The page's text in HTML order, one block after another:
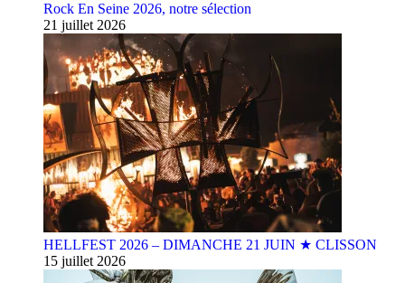
Rock En Seine 2026, notre sélection
21 juillet 2026
HELLFEST 2026 – DIMANCHE 21 JUIN ★ CLISSON
15 juillet 2026